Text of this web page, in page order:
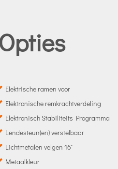
Elektrische ramen voor
Elektronische remkrachtverdeling
Elektronisch Stabiliteits Programma
Lendesteun(en) verstelbaar
Lichtmetalen velgen 16"
Metaalkleur